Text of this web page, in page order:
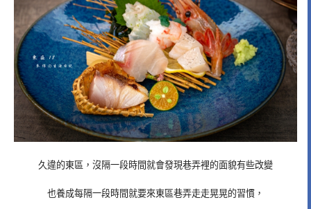
久違的東區，沒隔一段時間就會發現巷弄裡的面貌有些改變
也養成每隔一段時間就要來東區巷弄走走晃晃的習慣，